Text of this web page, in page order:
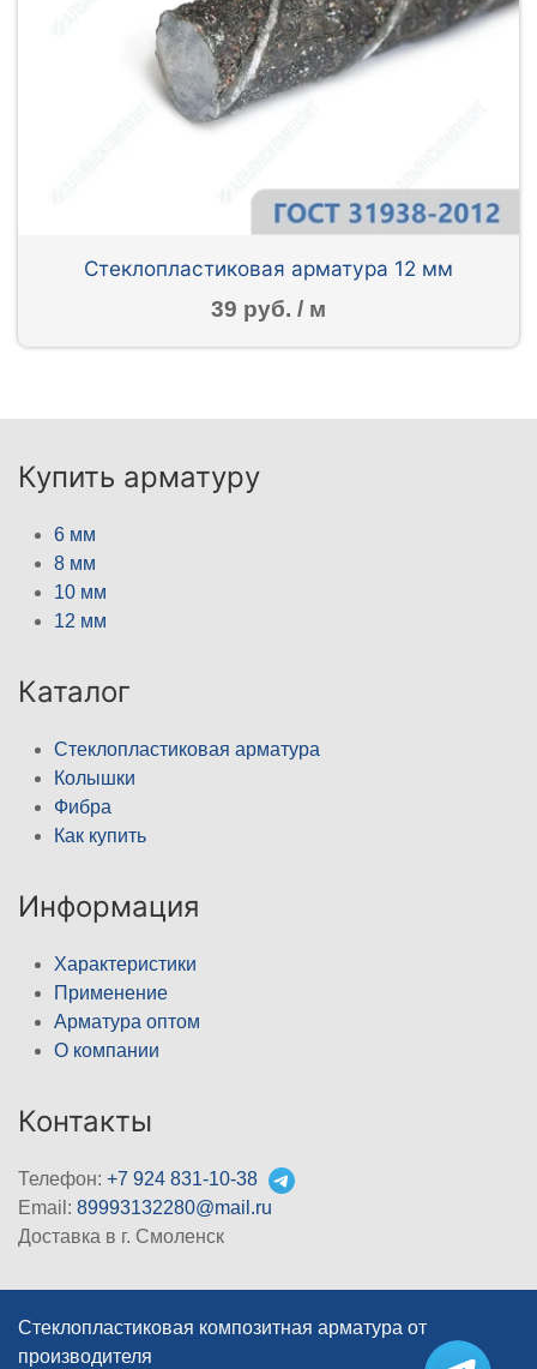
Стеклопластиковая арматура 12 мм
39 руб. / м
Купить арматуру
6 мм
8 мм
10 мм
12 мм
Каталог
Стеклопластиковая арматура
Колышки
Фибра
Как купить
Информация
Характеристики
Применение
Арматура оптом
О компании
Контакты
Телефон: +7 924 831-10-38
Email: 89993132280@mail.ru
Доставка в г. Смоленск
Стеклопластиковая композитная арматура от
производителя